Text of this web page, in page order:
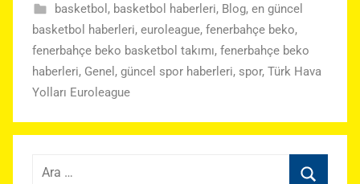
basketbol , basketbol haberleri, Blog, en güncel
basketbol haberleri, euroleague, fenerbahçe beko,
fenerbahçe beko basketbol takımı, fenerbahçe beko
haberleri, Genel , güncel spor haberleri, spor, Türk Hava
Yolları Euroleague
Arama: